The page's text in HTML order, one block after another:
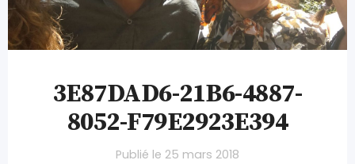
3E87DAD6-21B6-4887-
8052-F79E2923E394
Publié le 25 mars 2018